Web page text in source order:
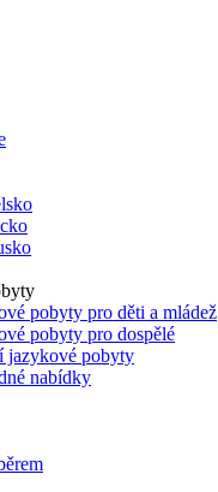
pobyty pro děti a mládež
pobyty pro dospělé
jazykové pobyty
nabídky